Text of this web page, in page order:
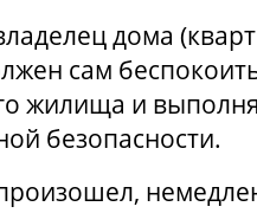
дома
сам
жилища и
безопасности.